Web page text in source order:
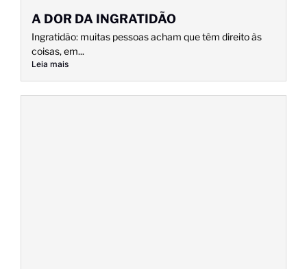
A DOR DA INGRATIDÃO
Ingratidão: muitas pessoas acham que têm direito às
coisas, em...
Leia mais